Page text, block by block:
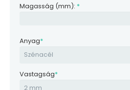
Magasság (mm): *
Anyag*
Vastagság*